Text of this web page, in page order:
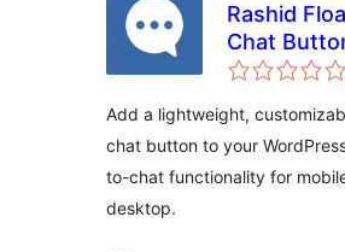
Rashid
Chat
Add a lightweight,
chat button to your
to-chat functionality for
desktop.